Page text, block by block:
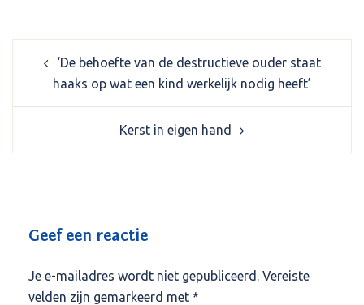
navigation
‘De behoefte van de destructieve ouder staat
haaks op wat een kind werkelijk nodig heeft’
Kerst in eigen hand
Geef een reactie
Je e-mailadres wordt niet gepubliceerd. Vereiste
velden zijn gemarkeerd met *